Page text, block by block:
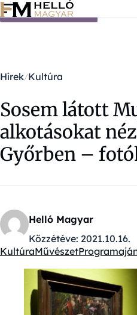
Ugrás a tartalomra
Hírek Kultúra
Sosem látott
alkotásokat
Győrben –
Helló Magyar
Közzétéve: 2021.10.16.
Kategóriák:
KultúraMűvészet